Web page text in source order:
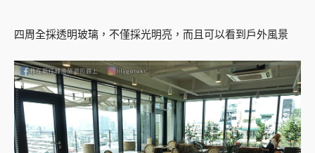
四周全採透明玻璃，不僅採光明亮，而且可以看到戶外風景